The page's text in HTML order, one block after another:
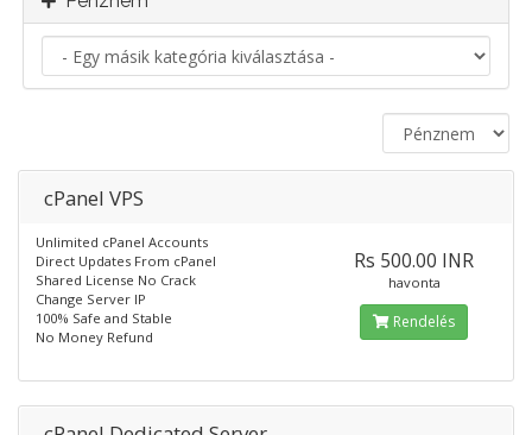
cPanel VPS
Unlimited cPanel Accounts
Direct Updates From cPanel
Shared License No Crack
Change Server IP
100% Safe and Stable
No Money Refund
Rs 500.00 INR
havonta
Rendelés